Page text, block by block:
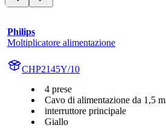
Philips
Moltiplicatore alimentazione
CHP2145Y/10
4 prese
Cavo di alimentazione da 1,5 m
interruttore principale
Giallo